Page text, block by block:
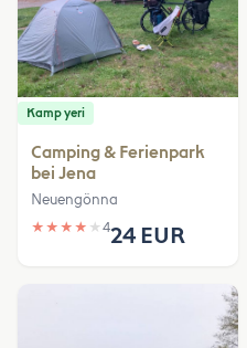
Kamp yeri
Camping & Ferienpark
bei Jena
Neuengönna
★ ★ ★ ★ ★ 424 EUR